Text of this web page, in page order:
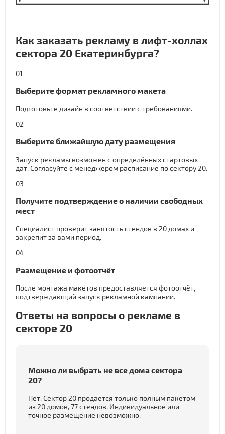
Как заказать рекламу в лифт-холлах
сектора 20 Екатеринбурга?
01
Выберите формат рекламного макета
Подготовьте дизайн в соответствии с требованиями.
02
Выберите ближайшую дату размещения
Запуск рекламы возможен с определённых стартовых
дат. Согласуйте с менеджером расписание по сектору 20.
03
Получите подтверждение о наличии свободных
мест
Специалист проверит занятость стендов в 20 домах и
закрепит за вами период.
04
Размещение и фотоотчёт
После монтажа макетов предоставляется фотоотчёт,
подтверждающий запуск рекламной кампании.
Ответы на вопросы о рекламе в
секторе 20
Можно ли выбрать не все дома сектора
20?
Нет. Сектор 20 продаётся только полным пакетом
из 20 домов, 77 стендов. Индивидуальное или
точное размещение невозможно.